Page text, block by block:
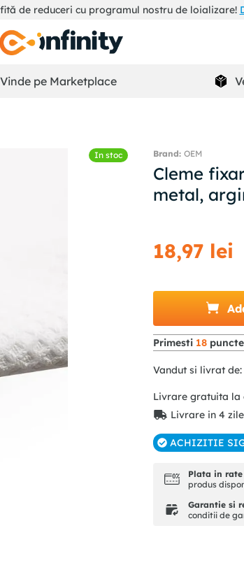
de reduceri cu programul nostru de loializare!
Vinde pe Marketplace
In stoc OEM
Cleme
metal,
18,97 lei
Primesti 18
Vandut si livrat de:
Livrare gratuita la
Livrare in 4
ACHIZITIE
Plata in rate
produs
Garantie si
conditii de